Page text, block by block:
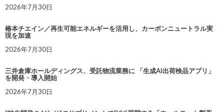
2026年7月30日
椿本チエイン／再生可能エネルギーを活用し、カーボンニュートラル実
現を加速
2026年7月30日
三井倉庫ホールディングス、受託物流業務に 「生成AI出荷検品アプリ」
を開発・導入開始
2026年7月30日